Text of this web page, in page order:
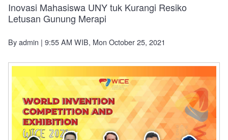
Main
Inovasi Mahasiswa UNY tuk Kurangi Resiko
Letusan Gunung Merapi
Byadmin | 9:55 AM WIB, Mon October 25, 2021